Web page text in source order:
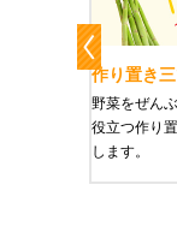
作り置き三
野菜をぜん
役立つ作り
します。